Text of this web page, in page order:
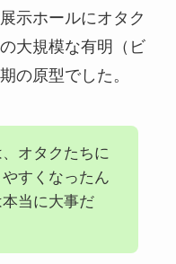
示ホールにオタク
大規模な有明（ビ
の原型でした。
オタクたちに
すくなったん
当に大事だ